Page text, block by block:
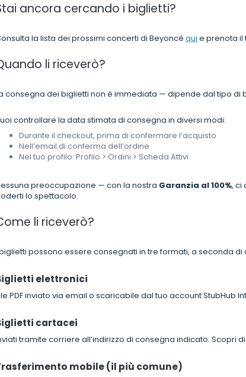
ancora cercando i biglietti?
la lista dei prossimi concerti di Beyoncéqui e prenota il
li riceverò?
consegna dei biglietti non è immediata — dipende dal tipo
controllare la data stimata di consegna in diversi modi:
Durante il checkout, prima di confermare l’acquisto
Nell’email di conferma dell’ordine
Nel tuo profilo: Profilo > Ordini > Scheda Attivi
preoccupazione — con la nostra Garanzia al 100%, ci
lo spettacolo.
li riceverò?
possono essere consegnati in tre formati, a seconda
elettronici
PDF inviato via email o scaricabile dal tuo account StubHub
cartacei
tramite corriere all’indirizzo di consegna indicato. Scopri
mobile (il più comune)